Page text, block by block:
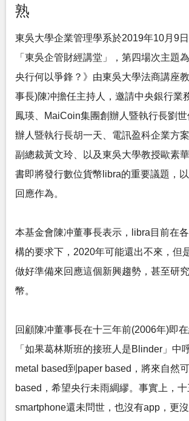
熟
東吳大學企業管理學系於2019年10月9
「東吳企管財經講堂」，第四場次主題
央行何以爭鋒？》由東吳大學法商講座
事長)陳冲擔任主持人，邀請中央銀行業
鳳瑛、MaiCoin集團創辦人暨執行長劉世
辦人暨執行長胡一天、電訊盈科企業方
副總裁黃文玲、以及東吳大學教授歐素
書即將發行數位貨幣libra的重要議題，
回應作為。
本基金會陳冲董事長表示，libra目前在
構的要求下，2020年可能還出不來，但
做好準備來回應這個新興趨勢，甚至研
幣。
回顧陳冲董事長在十三年前(2006年)即
「如果葛林斯班的接班人是Blinder」中
metal based到paper based，將來自然
based，希望央行未雨綢繆。事實上，
smartphone還未問世，也沒有app，更